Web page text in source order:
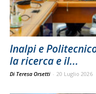
Inalpi e
la ricerca e il...
Di Teresa Orsetti - 20 Luglio 2026